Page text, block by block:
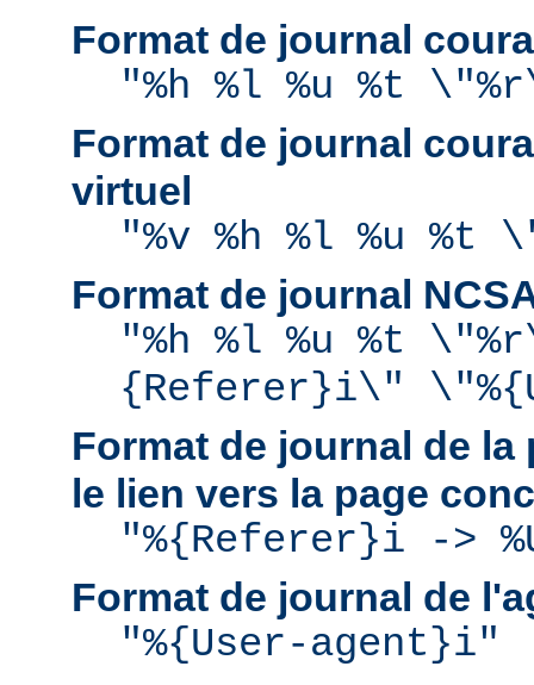
Format de journal
"%h %l %u %t
Format de journal
virtuel
"%v %h %l %u %t
Format de journal
"%h %l %u %t
{Referer}i\"
Format de journal de
le lien vers la page
"%{Referer}i ->
Format de journal de
"%{User-agent}i"